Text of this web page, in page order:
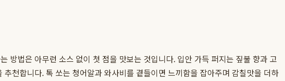
방법은 아무런 소스 없이 첫 점을 맛보는 것입니다. 입안 가득 퍼지는 짚불 향과 고
천합니다. 톡 쏘는 청어알과 와사비를 곁들이면 느끼함을 잡아주며 감칠맛을 더하